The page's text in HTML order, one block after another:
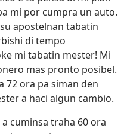
mi por cumpra un auto.
apostelnan tabatin
di tempo
mi tabatin mester! Mi
mas pronto posibel.
72 ora pa siman den
a haci algun cambio.
cuminsa traha 60 ora